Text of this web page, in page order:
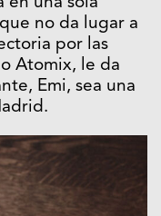
en una sola
no da lugar a
por las
Atomix, le da
Emi, sea una